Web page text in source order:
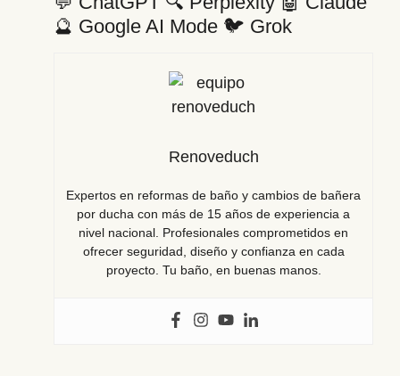
🔮 Google AI Mode 🐦 Grok
Renoveduch
Expertos en reformas de baño y cambios de bañera
por ducha con más de 15 años de experiencia a
nivel nacional. Profesionales comprometidos en
ofrecer seguridad, diseño y confianza en cada
proyecto. Tu baño, en buenas manos.